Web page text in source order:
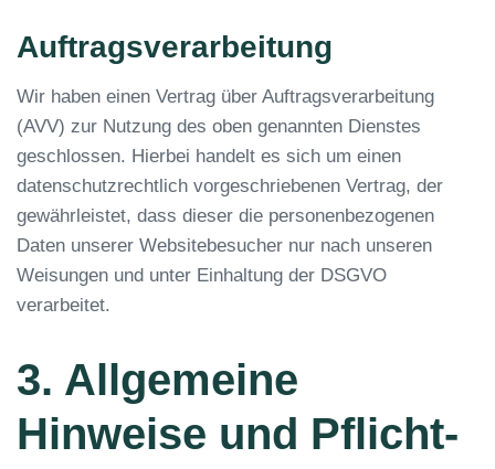
Auftragsverarbeitung
Wir haben einen Vertrag über Auftragsverarbeitung
(AVV) zur Nutzung des oben genannten Dienstes
geschlossen. Hierbei handelt es sich um einen
datenschutzrechtlich vorgeschriebenen Vertrag, der
gewährleistet, dass dieser die personenbezogenen
Daten unserer Websitebesucher nur nach unseren
Weisungen und unter Einhaltung der DSGVO
verarbeitet.
3. Allgemeine
Hinweise und Pflicht­